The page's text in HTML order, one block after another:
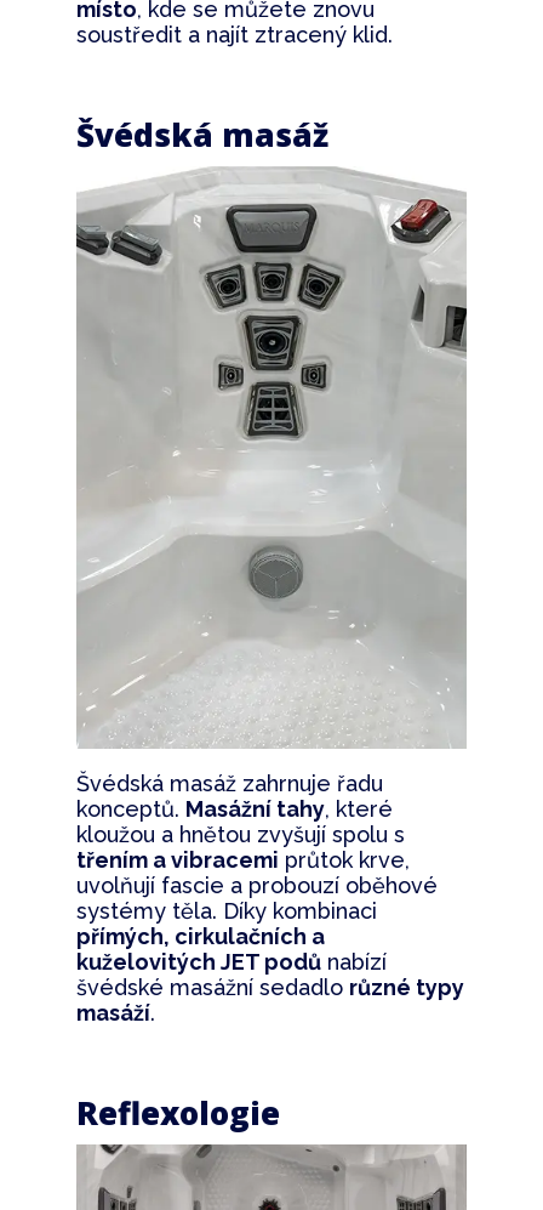
místo, kde se můžete znovu
soustředit a najít ztracený klid.
Švédská masáž
Švédská masáž zahrnuje řadu
konceptů. Masážní tahy, které
kloužou a hnětou zvyšují spolu s
třením a vibracemi průtok krve,
uvolňují fascie a probouzí oběhové
systémy těla. Díky kombinaci
přímých, cirkulačních a
kuželovitých JET podůnabízí
švédské masážní sedadlo různé typy
masáží.
Reflexologie